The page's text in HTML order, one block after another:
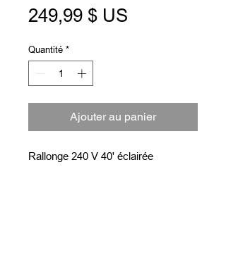
249,99 $ US
Quantité *
Ajouter au panier
Rallonge 240 V 40' éclairée